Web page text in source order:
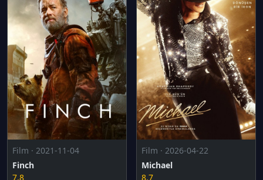
Film · 2021-11-04
Finch
7.8
Film · 2026-04-22
Michael
8.7